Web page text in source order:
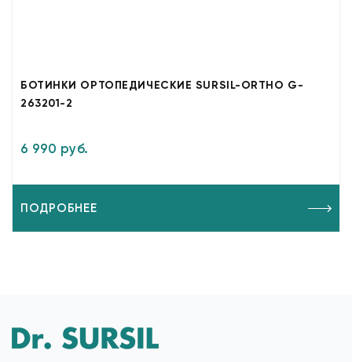
БОТИНКИ ОРТОПЕДИЧЕСКИЕ SURSIL-ORTHO G-
263201-2
6 990 руб.
ПОДРОБНЕЕ